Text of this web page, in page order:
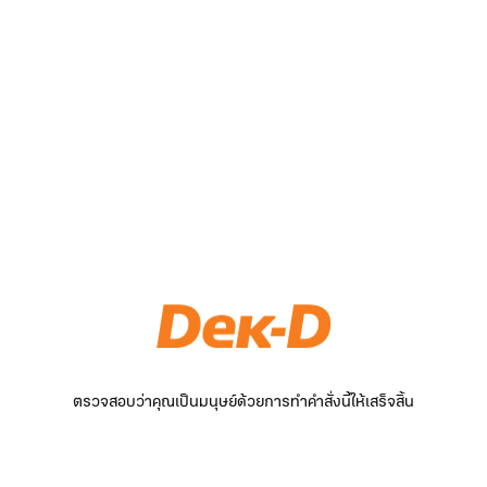
ตรวจสอบว่าคุณเป็นมนุษย์ด้วยการทำคำสั่งนี้ให้เสร็จสิ้น